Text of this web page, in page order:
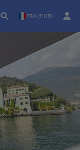
FRA (EUR)